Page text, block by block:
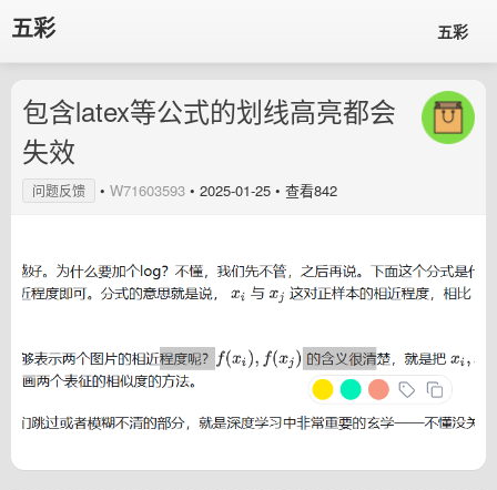
五彩 五彩
包含latex等公式的划线高亮都会
失效
问题反馈 • W71603593 • 2025-01-25 • 查看842